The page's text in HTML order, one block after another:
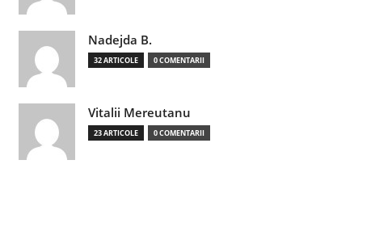
Nadejda B.
32 ARTICOLE 0 COMENTARII
Vitalii Mereutanu
23 ARTICOLE 0 COMENTARII